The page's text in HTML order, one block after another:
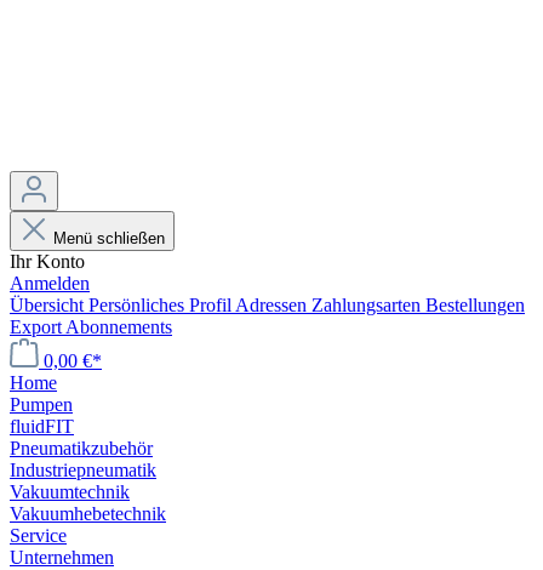
Menü schließen
Ihr Konto
Anmelden
Übersicht Persönliches Profil Adressen Zahlungsarten Bestellungen
Export Abonnements
0,00 €*
Home
Pumpen
fluidFIT
Pneumatikzubehör
Industriepneumatik
Vakuumtechnik
Vakuumhebetechnik
Service
Unternehmen